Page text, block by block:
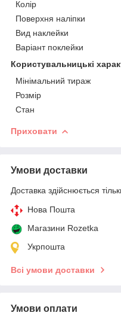
Колір
Поверхня наліпки
Вид наклейки
Варіант поклейки
Користувальницькі
Мінімальний тираж
Розмір
Стан
Приховати
Умови доставки
Доставка здійснюється
Нова Пошта
Магазини Rozetka
Укрпошта
Всі умови доставки
Умови оплати